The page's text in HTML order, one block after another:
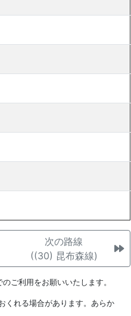
次の路線
((30) 昆布森線)
ご利用をお願いいたします。
くれる場合があります。あらか